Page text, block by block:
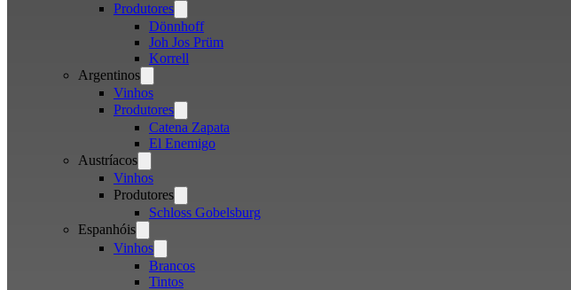
Produtores
menu
Dönnhoff
Joh Jos Prüm
Korrell
Argentinos
menu
Vinhos
Produtores
menu
Catena Zapata
El Enemigo
Austríacos
menu
Vinhos
Produtores
menu
Schloss Gobelsburg
Espanhóis
menu
Vinhos
menu
Brancos
Tintos